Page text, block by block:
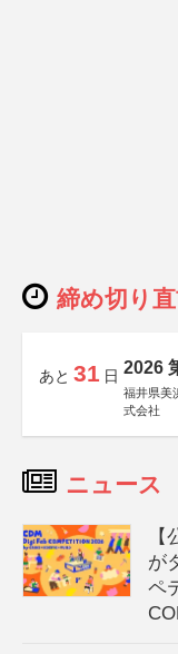
締め切り
あと 31 日 2026
福井県美
式会社
ニュース
が
ペ